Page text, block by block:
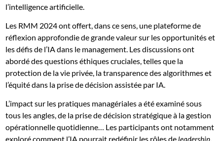
l’intelligence artificielle.
Les RMM 2024 ont offert, dans ce sens, une plateforme de
réflexion approfondie de grande valeur sur les opportunités et
les défis de l’IA dans le management. Les discussions ont
abordé des questions éthiques cruciales, telles que la
protection de la vie privée, la transparence des algorithmes et
l’équité dans la prise de décision assistée par IA.
L’impact sur les pratiques managériales a été examiné sous
tous les angles, de la prise de décision stratégique à la gestion
opérationnelle quotidienne… Les participants ont notamment
exploré comment l’IA pourrait redéfinir les rôles deleadership